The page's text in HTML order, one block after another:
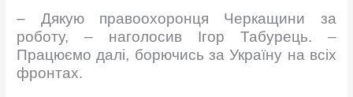
– Дякую правоохоронця Черкащини за
роботу, – наголосив Ігор Табурець. –
Працюємо далі, борючись за Україну на всіх
фронтах.